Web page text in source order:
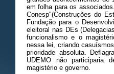
em folha para os
Conesp"(Construções do
Fundação para o
eleitoral nas DEs
funcionalismo e o
nessa lei, criando
prioridade absoluta.
UDEMO não participaria
magistério e governo.